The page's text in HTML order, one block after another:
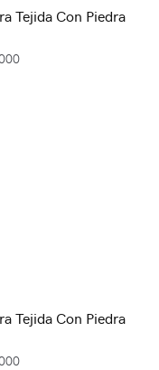
Tejida Con Piedra
Tejida Con Piedra